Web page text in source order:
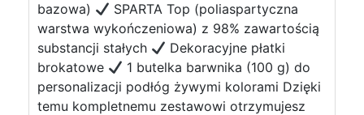
bazowa)
SPARTA Top (poliaspartyczna
warstwa wykończeniowa) z 98% zawartością
substancji stałych
Dekoracyjne płatki
brokatowe
1 butelka barwnika (100 g) do
personalizacji podłóg żywymi kolorami Dzięki
temu kompletnemu zestawowi otrzymujesz